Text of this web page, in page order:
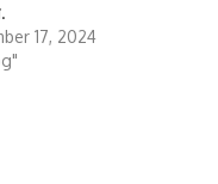
17, 2024